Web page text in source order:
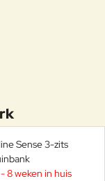
8 weken in huis